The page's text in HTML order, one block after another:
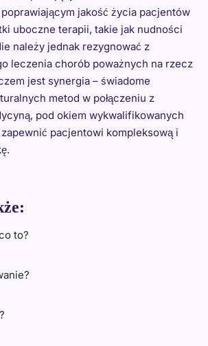
jakość życia pacjentów
uboczne terapii, takie jak nudności
należy jednak rezygnować z
leczenia chorób poważnych na rzecz
jest synergia – świadome
metod w połączeniu z
pod okiem wykwalifikowanych
pacjentowi kompleksową i
to?